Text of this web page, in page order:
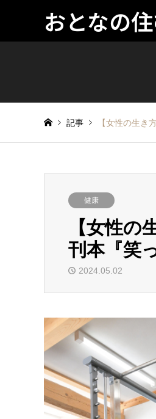
おとなの
記事 【女性の生き
健康
【女性
刊本『笑
2024.05.02